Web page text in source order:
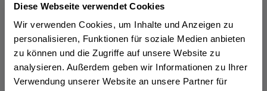
Diese Webseite verwendet Cookies
Wir verwenden Cookies, um Inhalte und Anzeigen zu
personalisieren, Funktionen für soziale Medien anbieten
zu können und die Zugriffe auf unsere Website zu
analysieren. Außerdem geben wir Informationen zu Ihrer
Verwendung unserer Website an unsere Partner für
Lass dir die Getränke von Partisan nach
Hause oder ins Büro liefern.